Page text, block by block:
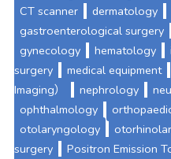
CT scanner
dermatology
gastroenterological surgery
gynecology
hematology
surgery
medical equipment
Imaging）
nephrology
ophthalmology
otolaryngology
surgery
Positron Emission